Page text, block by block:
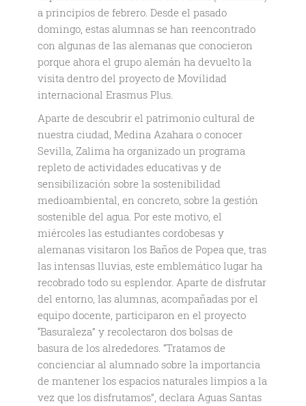
a principios de febrero. Desde el pasado
domingo, estas alumnas se han reencontrado
con algunas de las alemanas que conocieron
porque ahora el grupo alemán ha devuelto la
visita dentro del proyecto de Movilidad
internacional Erasmus Plus.
Aparte de descubrir el patrimonio cultural de
nuestra ciudad, Medina Azahara o conocer
Sevilla, Zalima ha organizado un programa
repleto de actividades educativas y de
sensibilización sobre la sostenibilidad
medioambiental, en concreto, sobre la gestión
sostenible del agua. Por este motivo, el
miércoles las estudiantes cordobesas y
alemanas visitaron los Baños de Popea que, tras
las intensas lluvias, este emblemático lugar ha
recobrado todo su esplendor. Aparte de disfrutar
del entorno, las alumnas, acompañadas por el
equipo docente, participaron en el proyecto
“Basuraleza” y recolectaron dos bolsas de
basura de los alrededores. “Tratamos de
concienciar al alumnado sobre la importancia
de mantener los espacios naturales limpios a la
vez que los disfrutamos”, declara Aguas Santas